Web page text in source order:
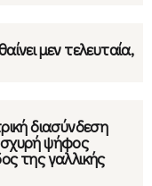
μεν τελευταία,
διασύνδεση
ψήφος
της γαλλικής